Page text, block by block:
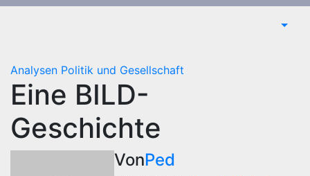
Analysen Politik und Gesellschaft
Eine BILD-
Geschichte
VonPed